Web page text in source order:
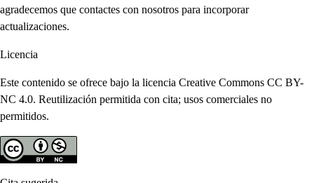
agradecemos que contactes con nosotros para incorporar
actualizaciones.
Licencia
Este contenido se ofrece bajo la licencia Creative Commons CC BY-
NC 4.0. Reutilización permitida con cita; usos comerciales no
permitidos.